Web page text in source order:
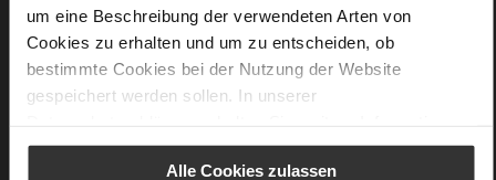
um eine Beschreibung der verwendeten Arten von
Cookies zu erhalten und um zu entscheiden, ob
bestimmte Cookies bei der Nutzung der Website
gespeichert werden sollen. In unserer
Alle Cookies zulassen